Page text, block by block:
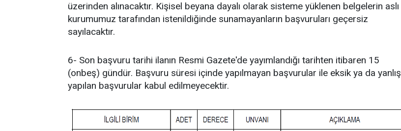
üzerinden alınacaktır. Kişisel beyana dayalı olarak sisteme yüklenen belgelerin aslı
kurumumuz tarafından istenildiğinde sunamayanların başvuruları geçersiz
sayılacaktır.
6- Son başvuru tarihi ilanın Resmi Gazete'de yayımlandığı tarihten itibaren 15
(onbeş) gündür. Başvuru süresi içinde yapılmayan başvurular ile eksik ya da yanlış
yapılan başvurular kabul edilmeyecektir.